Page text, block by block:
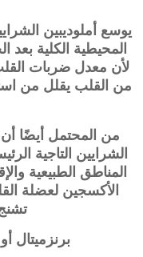
يوسع أملوديبين
المحيطية الكلية
لأن معدل ضربات
من القلب يقلل من
من المحتمل أيضًا
الشرايين التاجية
المناطق الطبيعية
الأكسجين لعضلة
برنزميتال